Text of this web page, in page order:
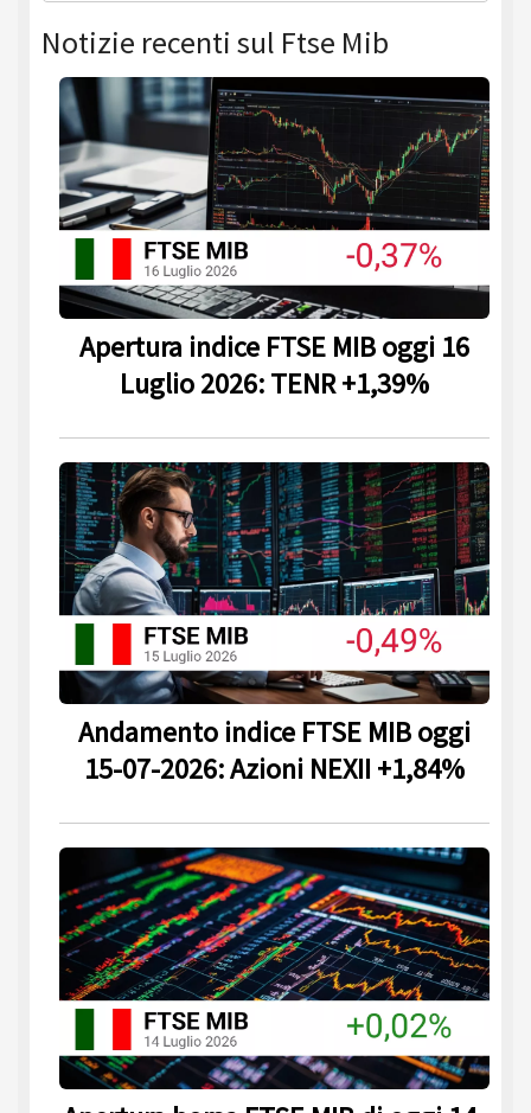
Notizie recenti sul Ftse Mib
Apertura indice FTSE MIB oggi 16
Luglio 2026: TENR +1,39%
Andamento indice FTSE MIB oggi
15-07-2026: Azioni NEXII +1,84%